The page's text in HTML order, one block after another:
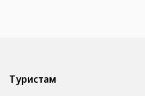
Туристам